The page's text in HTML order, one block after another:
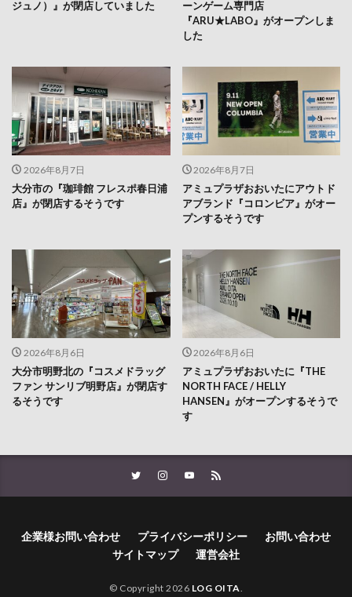
ジュノ）』が閉店していました
ーンゲーム専門店
『ARU★LABO』がオープンしま
した
2026年8月7日
大分市の『珈琲館 フレスポ春日浦
店』が閉店するそうです
2026年8月7日
アミュプラザおおいたにアウトド
アブランド『コロンビア』がオー
プンするそうです
2026年8月6日
大分市明野北の『コスメドラッグ
ファン サンリブ明野店』が閉店す
るそうです
2026年8月6日
アミュプラザおおいたに『THE
NORTH FACE / HELLY
HANSEN』がオープンするそうで
す
企業様お問い合わせ プライバシーポリシー
お問い合わせ
サイトマップ
運営会社
© Copyright 2026 LOG OITA.